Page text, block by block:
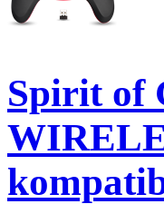
Spirit of